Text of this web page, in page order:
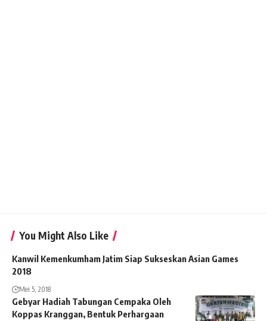
You Might Also Like
Kanwil Kemenkumham Jatim Siap Sukseskan Asian Games
2018
Mei 5, 2018
Gebyar Hadiah Tabungan Cempaka Oleh
Koppas Kranggan, Bentuk Perhargaan